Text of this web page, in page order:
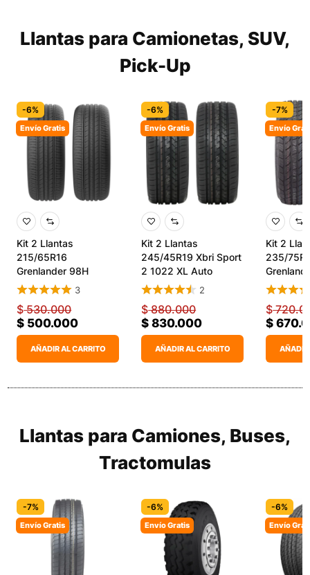
Llantas para Camionetas, SUV,
Pick-Up
-6%
Envío Gratis
Kit 2 Llantas
215/65R16
Grenlander 98H
KingPro One
3
$530.000
$ 500.000
AÑADIR AL CARRITO
-6%
Envío Gratis
Kit 2 Llantas
245/45R19 Xbri Sport
2 1022 XL Auto
2
$880.000
$ 830.000
AÑADIR AL CARRITO
-7%
Envío
Kit 2
235/
Maga A/
$
$
AÑADIR
Llantas para Camiones, Buses,
Tractomulas
-7%
Envío Gratis
-6%
Envío Gratis
-6%
Envío